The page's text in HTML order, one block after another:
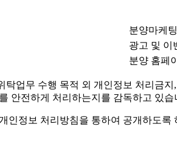
분양마케
광고 및 이
분양 홈페
업무 수행 목적 외 개인정보 처리금
안전하게 처리하는지를 감독하고 있습
인정보 처리방침을 통하여 공개하도록